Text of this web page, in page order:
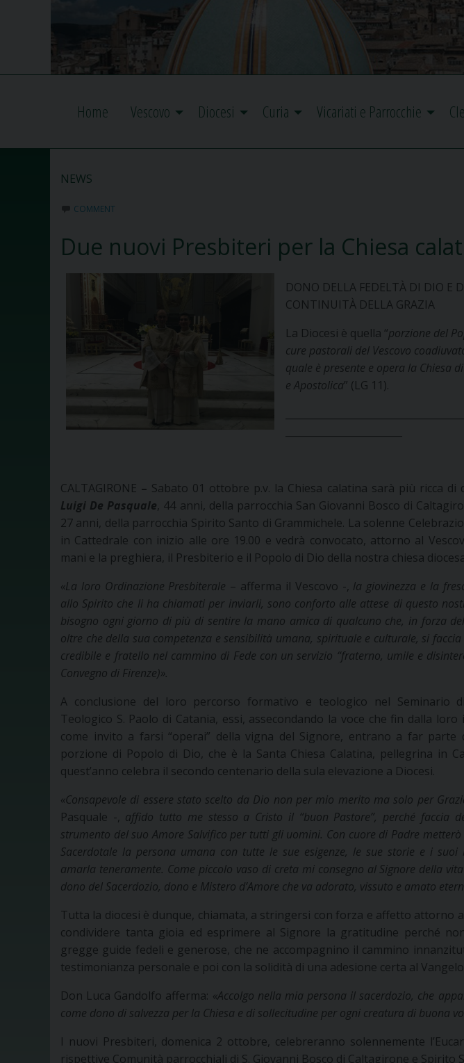
Home Vescovo Diocesi Curia Vicariati e Parrocchie
NEWS
COMMENT
Due nuovi Presbiteri per la Chiesa
DONO DELLA FEDELTÀ DI DIO E
CONTINUITÀ DELLA GRAZIA
La Diocesi è quella “porzione del
cure pastorali del Vescovo
quale è presente e opera la Chiesa
e Apostolica” (LG 11).
CALTAGIRONE – Sabato 01 ottobre p.v. la Chiesa calatina sarà più ricca di
Luigi De Pasquale, 44 anni, della parrocchia San Giovanni Bosco di
27 anni, della parrocchia Spirito Santo di Grammichele. La solenne
in Cattedrale con inizio alle ore 19.00 e vedrà convocato, attorno al
mani e la preghiera, il Presbiterio e il Popolo di Dio della nostra chiesa
«La loro Ordinazione Presbiterale – afferma il Vescovo -, la giovinezza e la
allo Spirito che li ha chiamati per inviarli, sono conforto alle attese di questo
bisogno ogni giorno di più di sentire la mano amica di qualcuno che, in forza
oltre che della sua competenza e sensibilità umana, spirituale e culturale, si
credibile e fratello nel cammino di Fede con un servizio “fraterno, umile e
Convegno di Firenze)».
A conclusione del loro percorso formativo e teologico nel Seminario
Teologico S. Paolo di Catania, essi, assecondando la voce che fin dalla
come invito a farsi “operai” della vigna del Signore, entrano a far parte
porzione di Popolo di Dio, che è la Santa Chiesa Calatina, pellegrina in
quest’anno celebra il secondo centenario della sula elevazione a Diocesi.
«Consapevole di essere stato scelto da Dio non per mio merito ma solo per
Pasquale -, affido tutto me stesso a Cristo il “buon Pastore”, perché faccia
strumento del suo Amore Salvifico per tutti gli uomini. Con cuore di Padre
Sacerdotale la persona umana con tutte le sue esigenze, le sue storie e i suoi
amarla teneramente. Come piccolo vaso di creta mi consegno al Signore della
dono del Sacerdozio, dono e Mistero d’Amore che va adorato, vissuto e amato
Tutta la diocesi è dunque, chiamata, a stringersi con forza e affetto attorno
condividere tanta gioia ed esprimere al Signore la gratitudine perché
gregge guide fedeli e generose, che ne accompagnino il cammino
testimonianza personale e poi con la solidità di una adesione certa al
Don Luca Gandolfo afferma: «Accolgo nella mia persona il sacerdozio, che
come dono di salvezza per la Chiesa e di sollecitudine per ogni creatura di buona
I nuovi Presbiteri, domenica 2 ottobre, celebreranno solennemente
rispettive Comunità parrocchiali di S. Giovanni Bosco di Caltagirone e Spirito